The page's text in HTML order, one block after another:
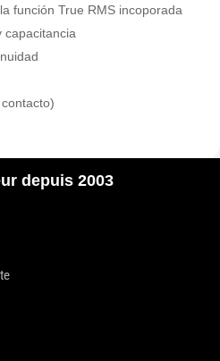
función True RMS incoporada
capacitancia
depuis 2003